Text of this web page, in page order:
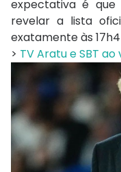
expectativa é
revelar a lista
exatamente às
> TV Aratu e SBT ao